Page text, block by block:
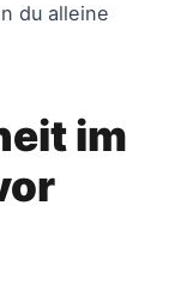
du alleine
im